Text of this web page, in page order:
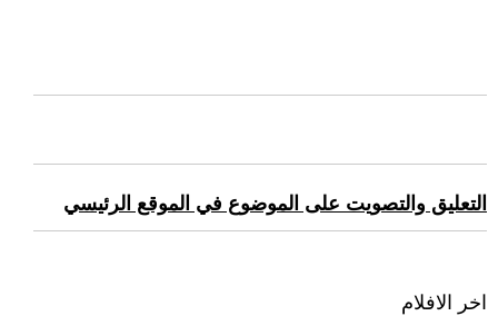
التعليق والتصويت على الموضوع في الموقع الرئيسي
اخر الافلام